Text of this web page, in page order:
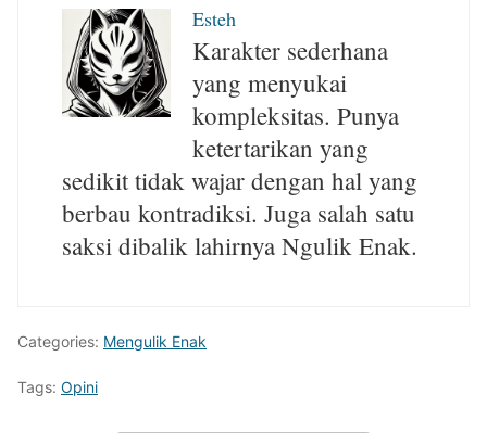
Esteh
Karakter sederhana
yang menyukai
kompleksitas. Punya
ketertarikan yang
sedikit tidak wajar dengan hal yang
berbau kontradiksi. Juga salah satu
saksi dibalik lahirnya Ngulik Enak.
Categories: Mengulik Enak
Tags: Opini